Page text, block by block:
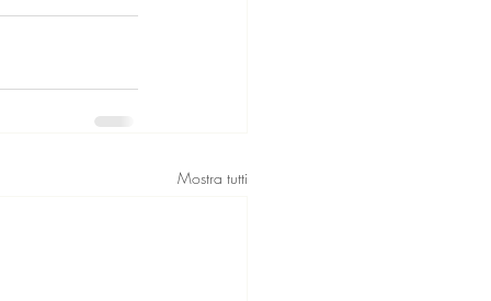
Mostra tutti